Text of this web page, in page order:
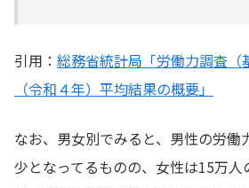
引用： 総務省統計局「労働力調査（
（令和４年）平均結果の概要」
なお、男女別でみると、男性の労働
少となってるものの、女性は15万人